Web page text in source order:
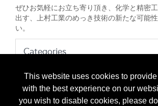
This website uses cookies to provide
with the best experience on our
you wish to disable cookies, please
ぜひお気軽にお立ち寄り頂き、化学と精密
出す、上村工業のめっき技術の新たな可能
い。
Categories
メッキ/デバイスアセンブリーのための電解
メッキ材